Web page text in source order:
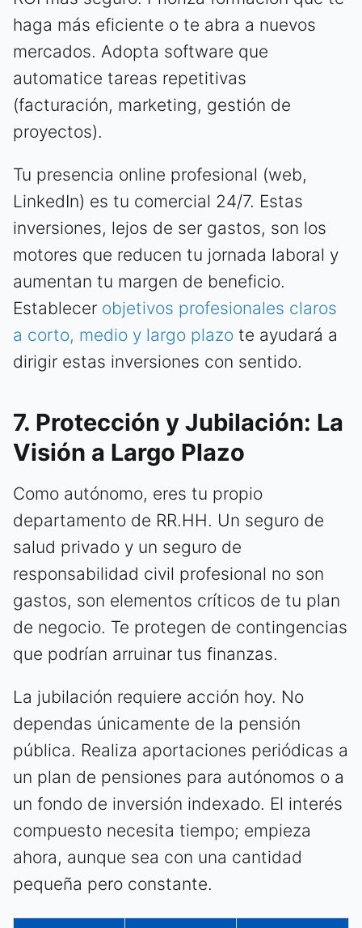
haga más eficiente o te abra a nuevos
mercados. Adopta software que
automatice tareas repetitivas
(facturación, marketing, gestión de
proyectos).
Tu presencia online profesional (web,
LinkedIn) es tu comercial 24/7. Estas
inversiones, lejos de ser gastos, son los
motores que reducen tu jornada laboral y
aumentan tu margen de beneficio.
Establecer objetivos profesionales claros
a corto, medio y largo plazo te ayudará a
dirigir estas inversiones con sentido.
7. Protección y Jubilación: La
Visión a Largo Plazo
Como autónomo, eres tu propio
departamento de RR.HH. Un seguro de
salud privado y un seguro de
responsabilidad civil profesional no son
gastos, son elementos críticos de tu plan
de negocio. Te protegen de contingencias
que podrían arruinar tus finanzas.
La jubilación requiere acción hoy. No
dependas únicamente de la pensión
pública. Realiza aportaciones periódicas a
un plan de pensiones para autónomos o a
un fondo de inversión indexado. El interés
compuesto necesita tiempo; empieza
ahora, aunque sea con una cantidad
pequeña pero constante.